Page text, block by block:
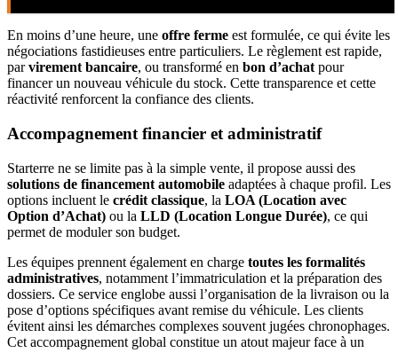
En moins d’une heure, une offre ferme est formulée, ce qui évite les
négociations fastidieuses entre particuliers. Le règlement est rapide,
parvirement bancaire, ou transformé en bon d’achat pour
financer un nouveau véhicule du stock. Cette transparence et cette
réactivité renforcent la confiance des clients.
Accompagnement financier et administratif
Starterre ne se limite pas à la simple vente, il propose aussi des
solutions de financement automobile adaptées à chaque profil. Les
options incluent le crédit classique, la LOA (Location avec
Option d’Achat) ou la LLD (Location Longue Durée), ce qui
permet de moduler son budget.
Les équipes prennent également en charge toutes les formalités
administratives, notamment l’immatriculation et la préparation des
dossiers. Ce service englobe aussi l’organisation de la livraison ou la
pose d’options spécifiques avant remise du véhicule. Les clients
évitent ainsi les démarches complexes souvent jugées chronophages.
Cet accompagnement global constitue un atout majeur face à un